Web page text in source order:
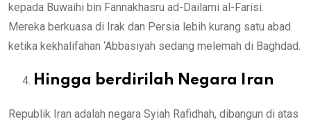
kepada Buwaihi bin Fannakhasru ad-Dailami al-Farisi.
Mereka berkuasa di Irak dan Persia lebih kurang satu abad
ketika kekhalifahan ‘Abbasiyah sedang melemah di Baghdad.
Hingga berdirilah Negara Iran
Republik Iran adalah negara Syiah Rafidhah, dibangun di atas